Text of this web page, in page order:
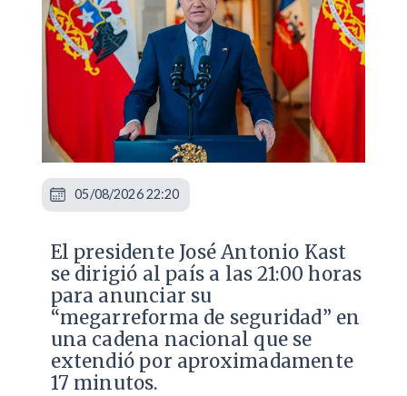
El presidente José Antonio Kast
se dirigió al país a las 21:00 horas
para anunciar su
“megarreforma de seguridad” en
una cadena nacional que se
extendió por aproximadamente
17 minutos.
05/08/2026 22:20